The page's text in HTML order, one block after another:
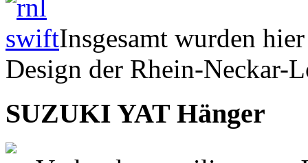
Insgesamt wurden
Design der Rhein-Neckar-
SUZUKI YAT Hänger